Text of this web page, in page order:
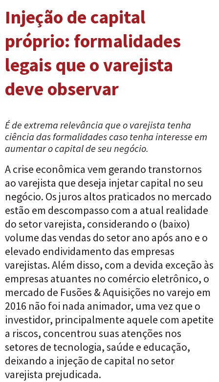
Injeção de capital
próprio: formalidades
legais que o varejista
deve observar
É de extrema relevância que o varejista tenha
ciência das formalidades caso tenha interesse em
aumentar o capital de seu negócio.
A crise econômica vem gerando transtornos
ao varejista que deseja injetar capital no seu
negócio. Os juros altos praticados no mercado
estão em descompasso com a atual realidade
do setor varejista, considerando o (baixo)
volume das vendas do setor ano após ano e o
elevado endividamento das empresas
varejistas. Além disso, com a devida exceção às
empresas atuantes no comércio eletrônico, o
mercado de Fusões & Aquisições no varejo em
2016 não foi nada animador, uma vez que o
investidor, principalmente aquele com apetite
a riscos, concentrou suas atenções nos
setores de tecnologia, saúde e educação,
deixando a injeção de capital no setor
varejista prejudicada.